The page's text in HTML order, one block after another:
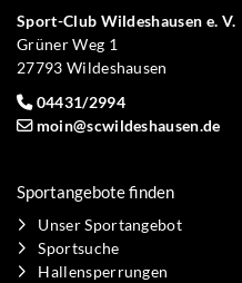
Sport-Club Wildeshausen e. V.
Grüner Weg 1
27793 Wildeshausen
04431/2994
moin@scwildeshausen.de
Sportangebote finden
Unser Sportangebot
Sportsuche
Hallensperrungen